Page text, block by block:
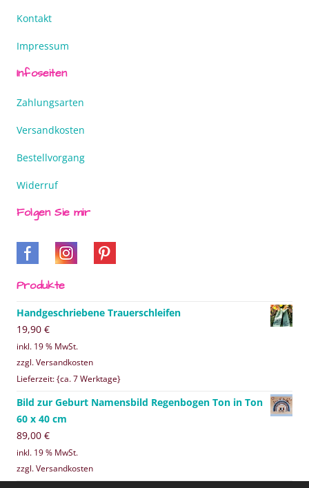
Kontakt
Impressum
Infoseiten
Zahlungsarten
Versandkosten
Bestellvorgang
Widerruf
Folgen Sie mir
Produkte
Handgeschriebene Trauerschleifen
19,90 €
inkl. 19 % MwSt.
zzgl. Versandkosten
Lieferzeit: {ca. 7 Werktage}
Bild zur Geburt Namensbild Regenbogen Ton in Ton
60 x 40 cm
89,00 €
inkl. 19 % MwSt.
zzgl. Versandkosten